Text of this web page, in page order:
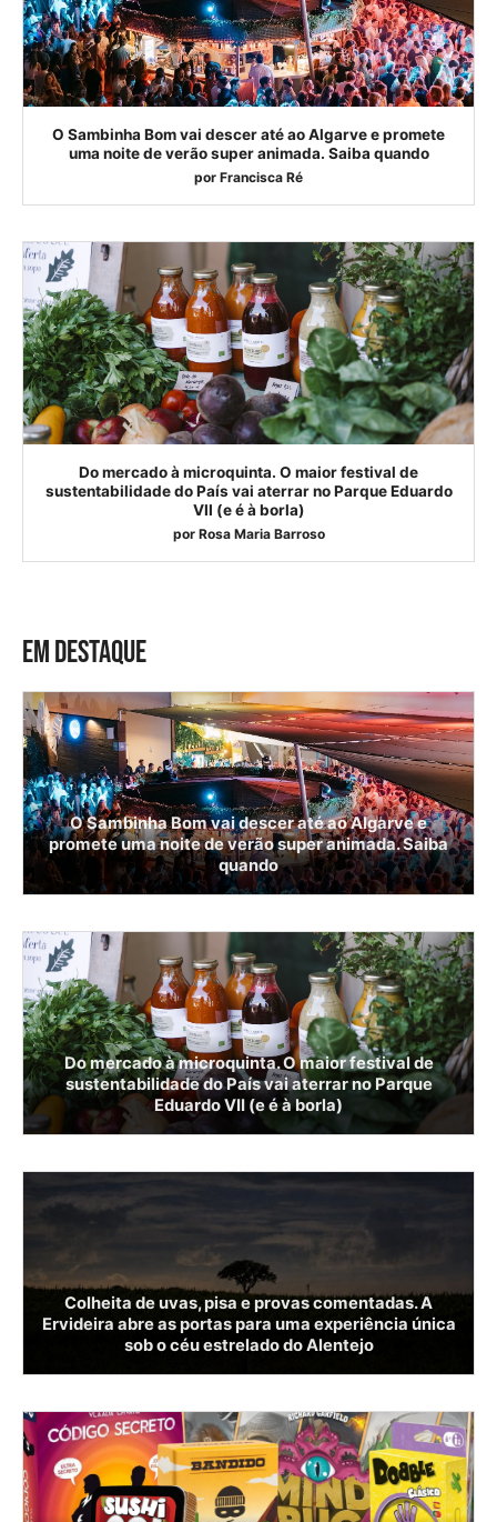
O Sambinha Bom vai descer até ao Algarve e promete
uma noite de verão super animada. Saiba quando
por Francisca Ré
Do mercado à microquinta. O maior festival de
sustentabilidade do País vai aterrar no Parque Eduardo
VII (e é à borla)
por Rosa Maria Barroso
EM DESTAQUE
O Sambinha Bom vai descer até ao Algarve e
promete uma noite de verão super animada. Saiba
quando
Do mercado à microquinta. O maior festival de
sustentabilidade do País vai aterrar no Parque
Eduardo VII (e é à borla)
Colheita de uvas, pisa e provas comentadas. A
Ervideira abre as portas para uma experiência única
sob o céu estrelado do Alentejo